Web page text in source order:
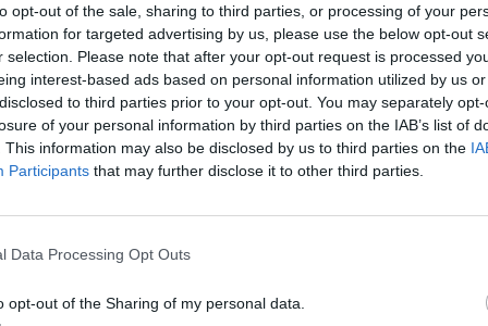
opt-out of the sale, sharing to third parties, or processing of your
for targeted advertising by us, please use the below opt-out
selection. Please note that after your opt-out request is processed
interest-based ads based on personal information utilized by us
to third parties prior to your opt-out. You may separately
of your personal information by third parties on the IAB’s list of
This information may also be disclosed by us to third parties on the
Participants that may further disclose it to other third parties.
Data Processing Opt Outs
opt-out of the Sharing of my personal data.
fanno sapere che Forza Italia ha
in difesa del governo, ma le
dei Paesi del nord Europa e quella
si sono schierate in favore delle
delle coppie gay. In Italia hanno subito
M5S, +Europa, Terzo polo e Alleanza
Il deputato dem, Alessandro Zan, è
sindaci del Pd (Bologna, Torino, Firenze,
andare avanti con le trascrizioni dei
capoluogo toscano, Dario Nardella,